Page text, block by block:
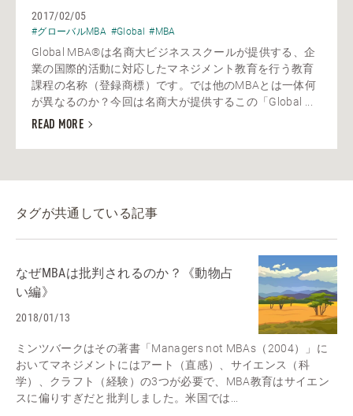
2017/02/05
#グローバルMBA #Global #MBA
Global MBA®は名商大ビジネススクールが提供する、企
業の国際的活動に対応したマネジメント教育を行う教育
課程の名称（登録商標）です。では他のMBAとは一体何
が異なるのか？今回は名商大が提供するこの「Global ...
READ MORE
タグが共通している記事
なぜMBAは批判されるのか？《動物占
い編》
2018/01/13
ミンツバークはその著書「Managers not MBAs（2004）」に
おいてマネジメントにはアート（直感）、サイエンス（科
学）、クラフト（経験）の3つが必要で、MBA教育はサイエン
スに偏りすぎだと批判しました。米国では...